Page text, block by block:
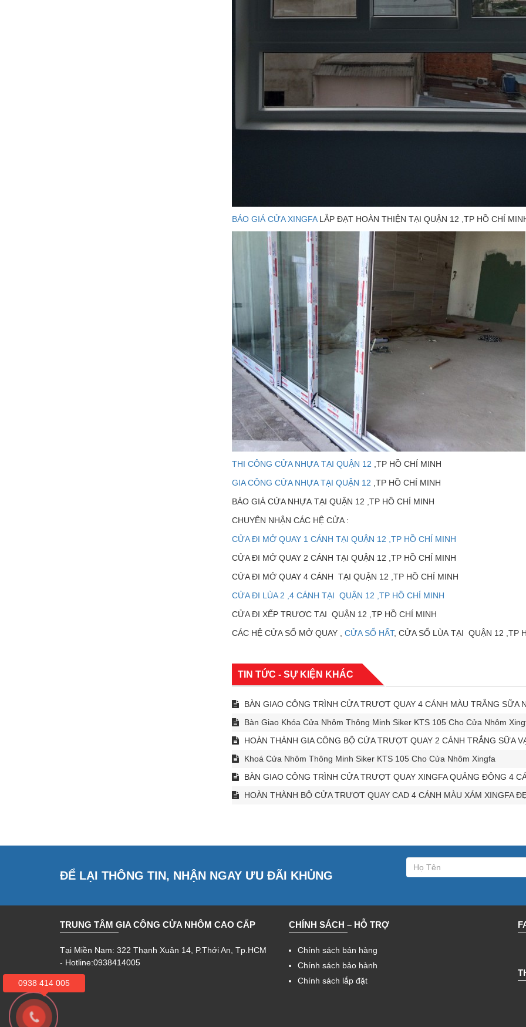
BÁO GIÁ CỬA XINGFA LẮP ĐẠT HOÀN THIỆN TẠI QUẬN 12 ,TP HỒ CHÍ
THI CÔNG CỬA NHỰA TẠI QUẬN 12 ,TP HỒ CHÍ MINH
GIA CÔNG CỬA NHỰA TẠI QUẬN 12 ,TP HỒ CHÍ MINH
BÁO GIÁ CỬA NHỰA TẠI QUẬN 12 ,TP HỒ CHÍ MINH
CHUYÊN NHẬN CÁC HỆ CỬA :
CỬA ĐI MỞ QUAY 1 CÁNH TẠI QUẬN 12 ,TP HỒ CHÍ MINH
CỬA ĐI MỞ QUAY 2 CÁNH TẠI QUẬN 12 ,TP HỒ CHÍ MINH
CỬA ĐI MỞ QUAY 4 CÁNH TẠI QUẬN 12 ,TP HỒ CHÍ MINH
CỬA ĐI LÙA 2 ,4 CÁNH TẠI QUẬN 12 ,TP HỒ CHÍ MINH
CỬA ĐI XẾP TRƯỢC TẠI QUẬN 12 ,TP HỒ CHÍ MINH
CÁC HỆ CỬA SỔ MỞ QUAY ,
CỬA SỔ HẤT, CỬA SỔ LÙA TẠI QUẬN 12 ,TP
TIN TỨC - SỰ KIỆN KHÁC
BÀN GIAO CÔNG TRÌNH CỬA TRƯỢT QUAY 4 CÁNH MÀU TRẮNG SỮA
Bàn Giao Khóa Cửa Nhôm Thông Minh Siker KTS 105 Cho Cửa Nhôm
HOÀN THÀNH GIA CÔNG BỘ CỬA TRƯỢT QUAY 2 CÁNH TRẮNG SỮA
Khoá Cửa Nhôm Thông Minh Siker KTS 105 Cho Cửa Nhôm Xingfa
BÀN GIAO CÔNG TRÌNH CỬA TRƯỢT QUAY XINGFA QUẢNG ĐÔNG 4
HOÀN THÀNH BỘ CỬA TRƯỢT QUAY CAD 4 CÁNH MÀU XÁM XINGFA
ĐỂ LẠI THÔNG TIN, NHẬN NGAY ƯU ĐÃI KHỦNG
TRUNG TÂM GIA CÔNG CỬA NHÔM CAO CẤP
Tại Miền Nam: 322 Thạnh Xuân 14, P.Thới An, Tp.HCM
- Hotline:0938414005
CHÍNH SÁCH – HỖ TRỢ
Chính sách bán hàng
Chính sách bảo hành
Chính sách lắp đặt
0938 414 005